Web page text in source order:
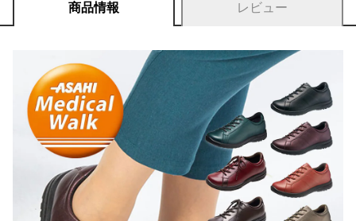
商品情報 レビュー